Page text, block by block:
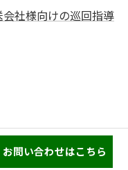
会社様向けの巡回指導
お問い合わせはこちら